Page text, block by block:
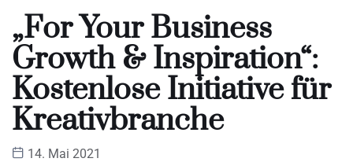
„For Your Business
Growth & Inspiration“:
Kostenlose Initiative für
Kreativbranche
14. Mai 2021